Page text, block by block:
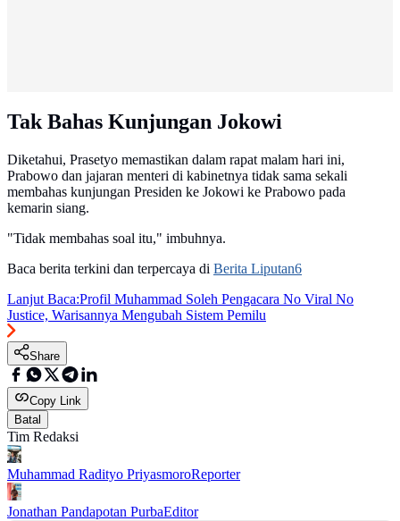
Tak Bahas Kunjungan Jokowi
Diketahui, Prasetyo memastikan dalam rapat malam hari ini,
Prabowo dan jajaran menteri di kabinetnya tidak sama sekali
membahas kunjungan Presiden ke Jokowi ke Prabowo pada
kemarin siang.
"Tidak membahas soal itu," imbuhnya.
Baca berita terkini dan terpercaya di Berita Liputan6
Lanjut Baca:Profil Muhammad Soleh Pengacara No Viral No
Justice, Warisannya Mengubah Sistem Pemilu
Share
Copy Link
Batal
Tim Redaksi
Muhammad Radityo PriyasmoroReporter
Jonathan Pandapotan PurbaEditor